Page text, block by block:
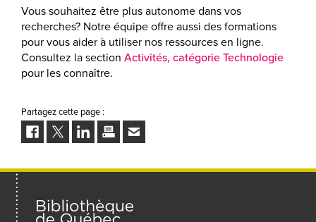
Vous souhaitez être plus autonome dans vos
recherches? Notre équipe offre aussi des formations
pour vous aider à utiliser nos ressources en ligne.
Consultez la sectionActivités, catégorie Technologie
pour les connaître.
Partagez cette page :
FacebookTwitterLinkedInImprimerEnvoyer
à